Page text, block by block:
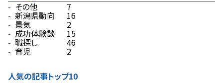
その他
7
新潟県動向 16
景気 2
成功体験談 15
職探し 46
育児 2
人気の記事トップ10